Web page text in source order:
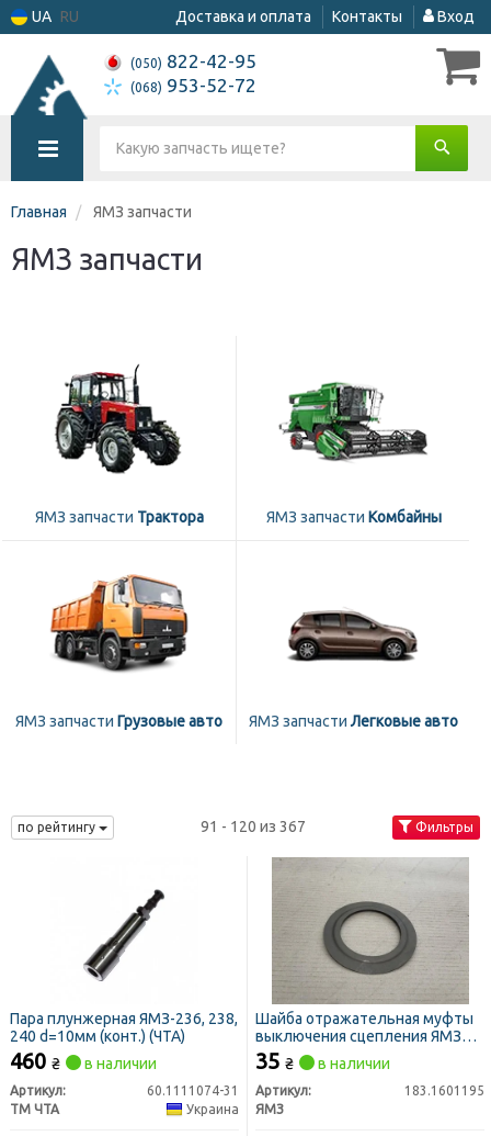
UA RU Доставка и оплата Контакты Вход
(050) 822-42-95
(068) 953-52-72
Главная ЯМЗ запчасти
ЯМЗ запчасти
ЯМЗ запчасти Трактора ЯМЗ запчасти Комбайны
ЯМЗ запчасти Грузовые авто ЯМЗ запчасти Легковые авто
по рейтингу 91 - 120 из 367 Фильтры
Пара плунжерная ЯМЗ-236, 238,
240 d=10мм (конт.) (ЧТА)
460 ₴ в наличии
Артикул:
60.1111074-31
ТМ ЧТА
Украина
Шайба отражательная муфты
выключения сцепления ЯМЗ
(пр-во ЯМЗ)
35 ₴ в наличии
Артикул:
183.1601195
ЯМЗ